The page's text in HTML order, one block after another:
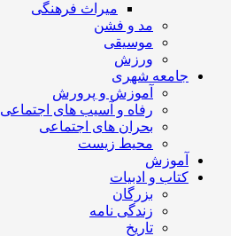
تهران
میراث فرهنگی
مد و فشن
موسیقی
ورزش
جامعه شهری
آموزش و پرورش
رفاه و آسیب های اجتماعی
بحران های اجتماعی
محیط زیست
آموزش
کتاب و ادبیات
بزرگان
زندگی نامه
تاریخ